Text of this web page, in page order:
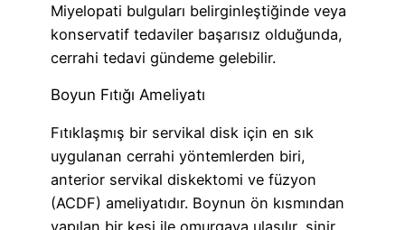
Miyelopati bulguları belirginleştiğinde veya
konservatif tedaviler başarısız olduğunda,
cerrahi tedavi gündeme gelebilir.
Boyun Fıtığı Ameliyatı
Fıtıklaşmış bir servikal disk için en sık
uygulanan cerrahi yöntemlerden biri,
anterior servikal diskektomi ve füzyon
(ACDF) ameliyatıdır. Boynun ön kısmından
yapılan bir kesi ile omurgaya ulaşılır, sinir